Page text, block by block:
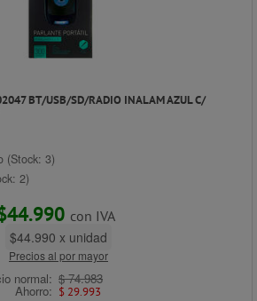
BT/USB/SD/RADIO INALAM AZUL C/
(Stock: 3)
2)
con IVA
$44.990 x unidad
Precios al por mayor
normal: $ 74.983
Ahorro: $ 29.993